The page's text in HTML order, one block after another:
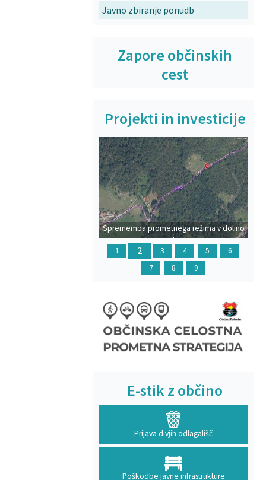
Javno zbiranje ponudb
Zapore občinskih
cest
Projekti in investicije
Sprememba prometnega režima v dolino
Polog
Prejšnja
1 2 3 4 5
6
7
8 9
E-stik z občino
Prijava divjih odlagališč
Poškodbe javne infrastrukture